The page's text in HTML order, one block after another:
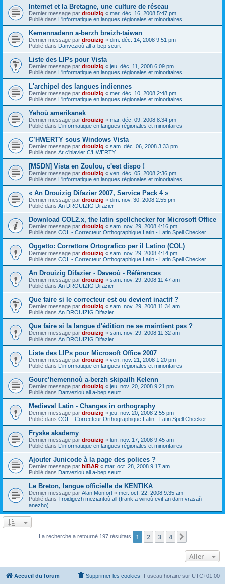
Internet et la Bretagne, une culture de réseau
Dernier message par drouizig « mar. déc. 16, 2008 5:47 pm
Publié dans L'informatique en langues régionales et minoritaires
Kemennadenn a-berzh breizh-taiwan
Dernier message par drouizig « dim. déc. 14, 2008 9:51 pm
Publié dans Danvezioù all a-bep seurt
Liste des LIPs pour Vista
Dernier message par drouizig « jeu. déc. 11, 2008 6:09 pm
Publié dans L'informatique en langues régionales et minoritaires
L'archipel des langues indiennes
Dernier message par drouizig « mer. déc. 10, 2008 2:48 pm
Publié dans L'informatique en langues régionales et minoritaires
Yehoù amerikanek
Dernier message par drouizig « mar. déc. 09, 2008 8:34 pm
Publié dans L'informatique en langues régionales et minoritaires
C’HWERTY sous Windows Vista
Dernier message par drouizig « sam. déc. 06, 2008 3:33 pm
Publié dans Ar c'hlavier C'HWERTY
[MSDN] Vista en Zoulou, c'est dispo !
Dernier message par drouizig « ven. déc. 05, 2008 2:36 pm
Publié dans L'informatique en langues régionales et minoritaires
« An Drouizig Difazier 2007, Service Pack 4 »
Dernier message par drouizig « dim. nov. 30, 2008 2:55 pm
Publié dans An DROUIZIG Difazier
Download COL2.x, the latin spellchecker for Microsoft Office
Dernier message par drouizig « sam. nov. 29, 2008 4:16 pm
Publié dans COL - Correcteur Orthographique Latin - Latin Spell Checker
Oggetto: Correttore Ortografico per il Latino (COL)
Dernier message par drouizig « sam. nov. 29, 2008 4:14 pm
Publié dans COL - Correcteur Orthographique Latin - Latin Spell Checker
An Drouizig Difazier - Daveoù - Références
Dernier message par drouizig « sam. nov. 29, 2008 11:47 am
Publié dans An DROUIZIG Difazier
Que faire si le correcteur est ou devient inactif ?
Dernier message par drouizig « sam. nov. 29, 2008 11:34 am
Publié dans An DROUIZIG Difazier
Que faire si la langue d'édition ne se maintient pas ?
Dernier message par drouizig « sam. nov. 29, 2008 11:32 am
Publié dans An DROUIZIG Difazier
Liste des LIPs pour Microsoft Office 2007
Dernier message par drouizig « ven. nov. 21, 2008 1:20 pm
Publié dans L'informatique en langues régionales et minoritaires
Gourc’hemennoù a-berzh skipailh Kelenn
Dernier message par drouizig « jeu. nov. 20, 2008 9:21 pm
Publié dans Danvezioù all a-bep seurt
Medieval Latin - Changes in orthography
Dernier message par drouizig « jeu. nov. 20, 2008 2:55 pm
Publié dans COL - Correcteur Orthographique Latin - Latin Spell Checker
Fryske akademy
Dernier message par drouizig « lun. nov. 17, 2008 9:45 am
Publié dans L'informatique en langues régionales et minoritaires
Ajouter Junicode à la page des polices ?
Dernier message par bIBAR « mar. oct. 28, 2008 9:17 am
Publié dans Danvezioù all a-bep seurt
Le Breton, langue officielle de KENTIKA
Dernier message par Alan Monfort « mer. oct. 22, 2008 9:35 am
Publié dans Troidigezh meziantoù all (frank a wirioù evit an darn vrasañ
anezho)
La recherche a retourné 197 résultats 1 2 3 4
Aller
Accueil du forum Fuseau horaire sur UTC+01:00
Supprimer les cookies